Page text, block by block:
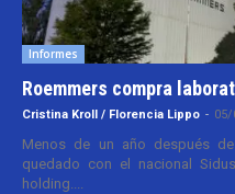
Informes
Roemmers compra
Cristina Kroll / Florencia Lippo - 05/
Menos de un año después
quedado con el nacional
holding....